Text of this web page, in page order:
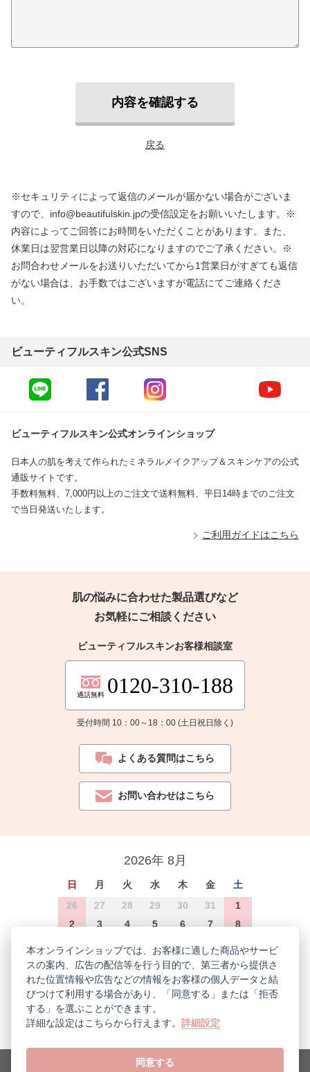
内容を確認する
戻る
※セキュリティによって返信のメールが届かない場合がございま
すので、info@beautifulskin.jpの受信設定をお願いいたします。※
内容によってご回答にお時間をいただくことがあります。また、
休業日は翌営業日以降の対応になりますのでご了承ください。※
お問合わせメールをお送りいただいてから1営業日がすぎても返信
がない場合は、お手数ではございますが電話にてご連絡くださ
い。
ビューティフルスキン公式SNS
ビューティフルスキン公式オンラインショップ
日本人の肌を考えて作られたミネラルメイクアップ＆スキンケアの公式
通販サイトです。
手数料無料、7,000円以上のご注文で送料無料、平日14時までのご注文
で当日発送いたします。
ご利用ガイドはこちら
肌の悩みに合わせた製品選びなど
お気軽にご相談ください
ビューティフルスキンお客様相談室
通話無料 0120-310-188
受付時間 10：00～18：00 (土日祝日除く)
よくある質問はこちら
お問い合わせはこちら
2026年 8月
日 月 火 水 木 金
土
26
27 28 29 30 31
1
2
3 4 5 6 7
8
16
17 18 19 20 21
22
23
24 25 26 27 28
29
30
31 1 2 3 4 5
休業日
特定商取引法 プライバシーポリシー
本オンラインショップでは、お客様に適した商品やサービ
スの案内、広告の配信等を行う目的で、第三者から提供さ
れた位置情報や広告などの情報をお客様の個人データと結
びつけて利用する場合があり、「同意する」または「拒否
する」を選ぶことができます。
詳細な設定はこちらから行えます。詳細設定
同意する